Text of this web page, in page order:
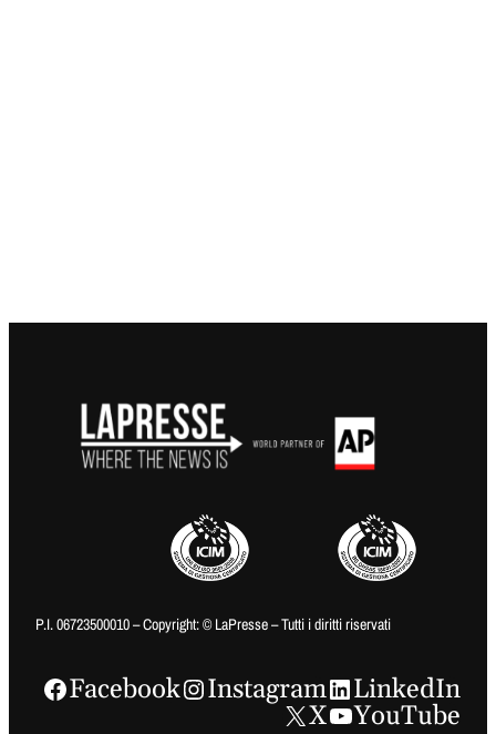
P.I. 06723500010 – Copyright: © LaPresse – Tutti i diritti riservati
Facebook Instagram
LinkedIn
X
YouTube